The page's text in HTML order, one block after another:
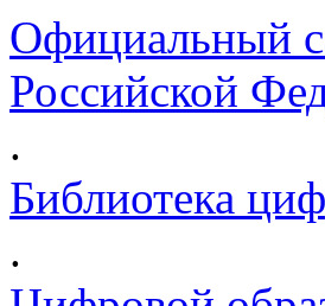
Официальный
Российской
.
Библиотека
.